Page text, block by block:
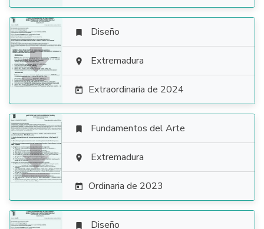

 Diseño
 Extremadura
 Extraordinaria de 2024

 Fundamentos del Arte
 Extremadura
 Ordinaria de 2023
 Diseño